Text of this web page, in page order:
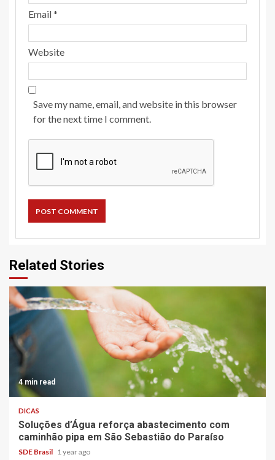
Email*
Website
Save my name, email, and website in this browser
for the next time I comment.
Related Stories
4 min read
DICAS
Soluções d’Água reforça abastecimento com
caminhão pipa em São Sebastião do Paraíso
SDE Brasil 1 year ago